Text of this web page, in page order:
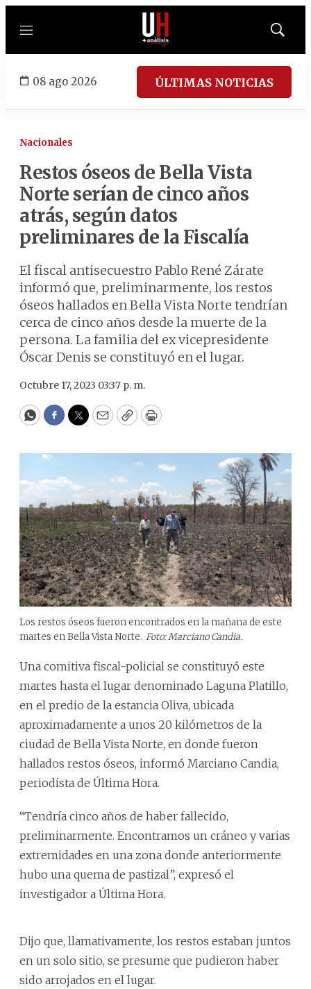
Menú
Mostrar
08 ago 2026 ÚLTIMAS NOTICIAS
Nacionales
Restos óseos de Bella Vista
Norte serían de cinco años
atrás, según datos
preliminares de la Fiscalía
El fiscal antisecuestro Pablo René Zárate
informó que, preliminarmente, los restos
óseos hallados en Bella Vista Norte tendrían
cerca de cinco años desde la muerte de la
persona. La familia del ex vicepresidente
Óscar Denis se constituyó en el lugar.
Octubre 17, 2023 03:37 p. m.
WhatsApp
Facebook
Twitter
EmailCopyPrint
Los restos óseos fueron encontrados en la mañana de este
martes en Bella Vista Norte. Foto: Marciano Candia.
Una comitiva fiscal-policial se constituyó este
martes hasta el lugar denominado Laguna Platillo,
en el predio de la estancia Oliva, ubicada
aproximadamente a unos 20 kilómetros de la
ciudad de Bella Vista Norte, en donde fueron
hallados restos óseos, informó Marciano Candia,
periodista de Última Hora.
“Tendría cinco años de haber fallecido,
preliminarmente. Encontramos un cráneo y varias
extremidades en una zona donde anteriormente
hubo una quema de pastizal”, expresó el
investigador a Última Hora.
Dijo que, llamativamente, los restos estaban juntos
en un solo sitio, se presume que pudieron haber
sido arrojados en el lugar.